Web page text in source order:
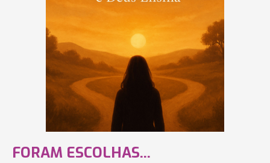
FORAM ESCOLHAS...